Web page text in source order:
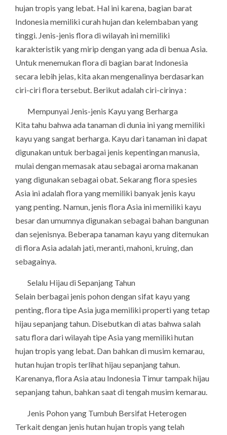
hujan tropis yang lebat. Hal ini karena, bagian barat
Indonesia memiliki curah hujan dan kelembaban yang
tinggi. Jenis-jenis flora di wilayah ini memiliki
karakteristik yang mirip dengan yang ada di benua Asia.
Untuk menemukan flora di bagian barat Indonesia
secara lebih jelas, kita akan mengenalinya berdasarkan
ciri-ciri flora tersebut. Berikut adalah ciri-cirinya :
Mempunyai Jenis-jenis Kayu yang Berharga
Kita tahu bahwa ada tanaman di dunia ini yang memiliki
kayu yang sangat berharga. Kayu dari tanaman ini dapat
digunakan untuk berbagai jenis kepentingan manusia,
mulai dengan memasak atau sebagai aroma makanan
yang digunakan sebagai obat. Sekarang flora spesies
Asia ini adalah flora yang memiliki banyak jenis kayu
yang penting. Namun, jenis flora Asia ini memiliki kayu
besar dan umumnya digunakan sebagai bahan bangunan
dan sejenisnya. Beberapa tanaman kayu yang ditemukan
di flora Asia adalah jati, meranti, mahoni, kruing, dan
sebagainya.
Selalu Hijau di Sepanjang Tahun
Selain berbagai jenis pohon dengan sifat kayu yang
penting, flora tipe Asia juga memiliki properti yang tetap
hijau sepanjang tahun. Disebutkan di atas bahwa salah
satu flora dari wilayah tipe Asia yang memiliki hutan
hujan tropis yang lebat. Dan bahkan di musim kemarau,
hutan hujan tropis terlihat hijau sepanjang tahun.
Karenanya, flora Asia atau Indonesia Timur tampak hijau
sepanjang tahun, bahkan saat di tengah musim kemarau.
Jenis Pohon yang Tumbuh Bersifat Heterogen
Terkait dengan jenis hutan hujan tropis yang telah